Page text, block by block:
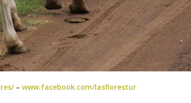
– www.facebook.com/lasflorestur